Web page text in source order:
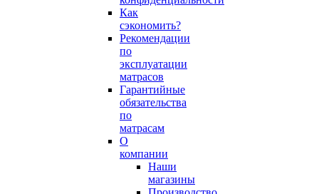
Как
сэкономить?
Рекомендации
по
эксплуатации
матрасов
Гарантийные
обязательства
по
матрасам
О
компании
Наши
магазины